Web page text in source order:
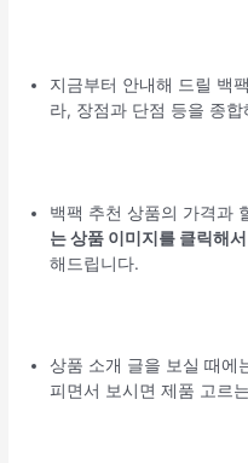
지금부터 안내해 드릴 백
라, 장점과 단점 등을 종
백팩 추천 상품의 가격과
는 상품 이미지를 클릭해
해드립니다.
상품 소개 글을 보실 때에
피면서 보시면 제품 고르